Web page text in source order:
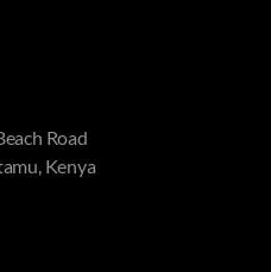
Road
Kenya